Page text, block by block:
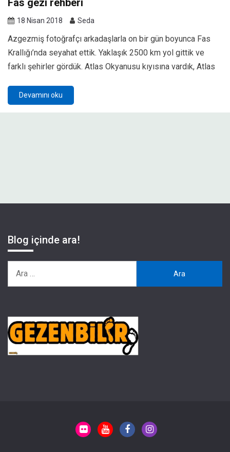
18 Nisan 2018 Seda
Azgezmiş fotoğrafçı arkadaşlarla on bir gün boyunca Fas
Krallığı’nda seyahat ettik. Yaklaşık 2500 km yol gittik ve
farklı şehirler gördük. Atlas Okyanusu kıyısına vardık, Atlas
Devamını oku
Blog içinde ara!